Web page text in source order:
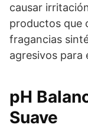
causar
productos que
fragancias
agresivos para
pH
Suave